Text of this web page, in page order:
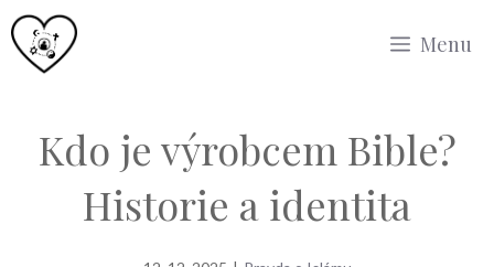
Přeskočit
na
Menu
Kdo je výrobcem Bible?
Historie a identita